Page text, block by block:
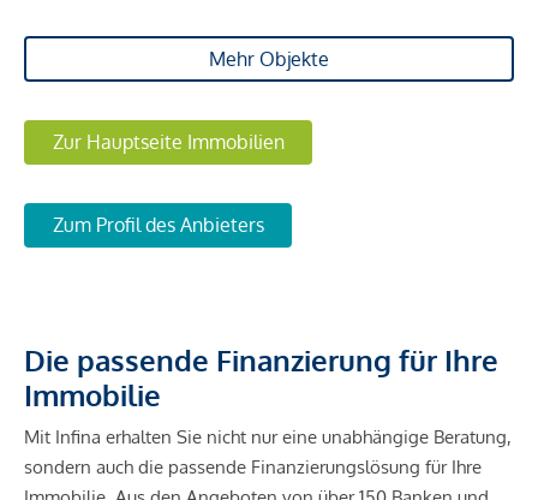
Mehr Objekte
Zur Hauptseite Immobilien
Zum Profil des Anbieters
Die passende Finanzierung für Ihre
Immobilie
Mit Infina erhalten Sie nicht nur eine unabhängige Beratung,
sondern auch die passende Finanzierungslösung für Ihre